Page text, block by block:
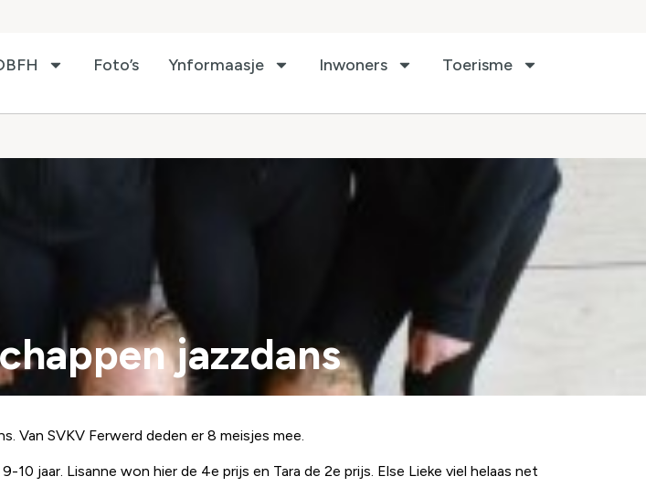
Foto’s Ynformaasje Inwoners Toerisme
jazzdans
Van SVKV Ferwerd deden er 8 meisjes mee.
jaar. Lisanne won hier de 4e prijs en Tara de 2e prijs. Else Lieke viel helaas net